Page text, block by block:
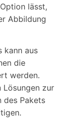
lässt,
Abbildung
kann aus
die
werden.
Lösungen zur
des Pakets